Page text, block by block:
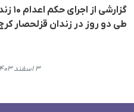
گزارشی از
طی دو روز در زندان قزلحصار
۳ اسفند ۱۴۰۳، ۱۶:۱۴